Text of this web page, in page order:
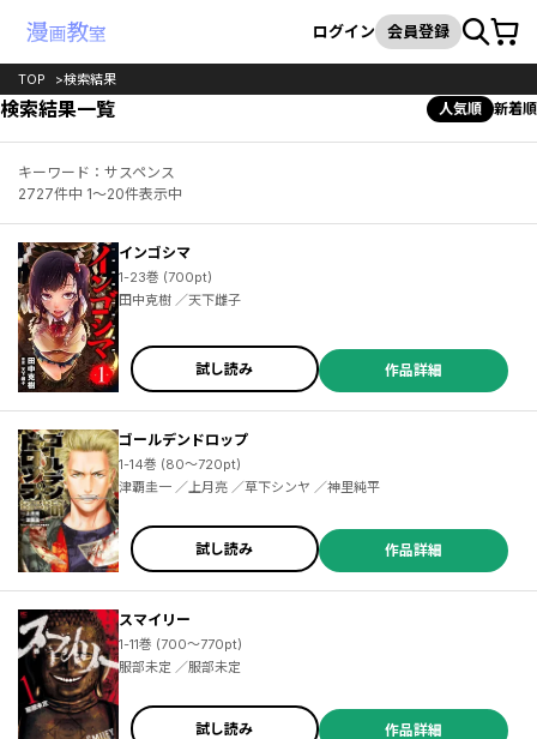
検索
ログイン 会員登録カート
TOP 検索結果
検索結果一覧 人気順 新着順
キーワード：サスペンス
2727件中 1～20件表示中
インゴシマ
1-23巻 (700pt)
田中克樹 ／天下雌子
試し読み 作品詳細
ゴールデンドロップ
1-14巻 (80～720pt)
津覇圭一 ／上月亮 ／草下シンヤ ／神里純平
試し読み 作品詳細
スマイリー
1-11巻 (700～770pt)
服部未定 ／服部未定
試し読み 作品詳細